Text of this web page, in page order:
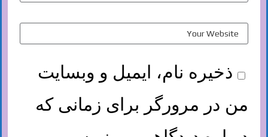
ذخیره نام، ایمیل و وبسایت
من در مرورگر برای زمانی که